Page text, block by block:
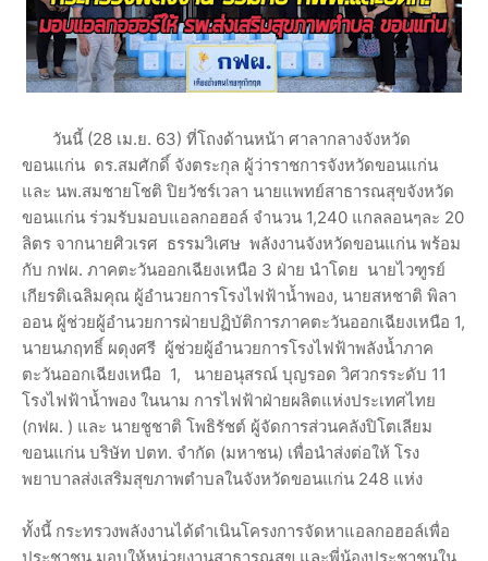
วันนี้ (28 เม.ย. 63) ที่โถงด้านหน้า ศาลากลางจังหวัด
ขอนแก่น ดร.สมศักดิ์ จังตระกุล ผู้ว่าราชการจังหวัดขอนแก่น
และ นพ.สมชายโชติ ปิยวัชร์เวลา นายแพทย์สาธารณสุขจังหวัด
ขอนแก่น ร่วมรับมอบแอลกอฮอล์ จำนวน 1,240 แกลลอนๆละ 20
ลิตร จากนายศิวเรศ ธรรมวิเศษ พลังงานจังหวัดขอนแก่น พร้อม
กับ กฟผ. ภาคตะวันออกเฉียงเหนือ 3 ฝ่าย นำโดย นายไวฑูรย์
เกียรติเฉลิมคุณ ผู้อำนวยการโรงไฟฟ้าน้ำพอง, นายสหชาติ พิลา
ออน ผู้ช่วยผู้อำนวยการฝ่ายปฏิบัติการภาคตะวันออกเฉียงเหนือ 1,
นายนภฤทธิ์ ผดุงศรี ผู้ช่วยผู้อำนวยการโรงไฟฟ้าพลังน้ำภาค
ตะวันออกเฉียงเหนือ 1, นายอนุสรณ์ บุญรอด วิศวกรระดับ 11
โรงไฟฟ้าน้ำพอง ในนาม การไฟฟ้าฝ่ายผลิตแห่งประเทศไทย
(กฟผ. ) และ นายชูชาติ โพธิรัชต์ ผู้จัดการส่วนคลังปิโตเลียม
ขอนแก่น บริษัท ปตท. จำกัด (มหาชน) เพื่อนำส่งต่อให้ โรง
พยาบาลส่งเสริมสุขภาพตำบลในจังหวัดขอนแก่น 248 แห่ง
ทั้งนี้ กระทรวงพลังงานได้ดำเนินโครงการจัดหาแอลกอฮอล์เพื่อ